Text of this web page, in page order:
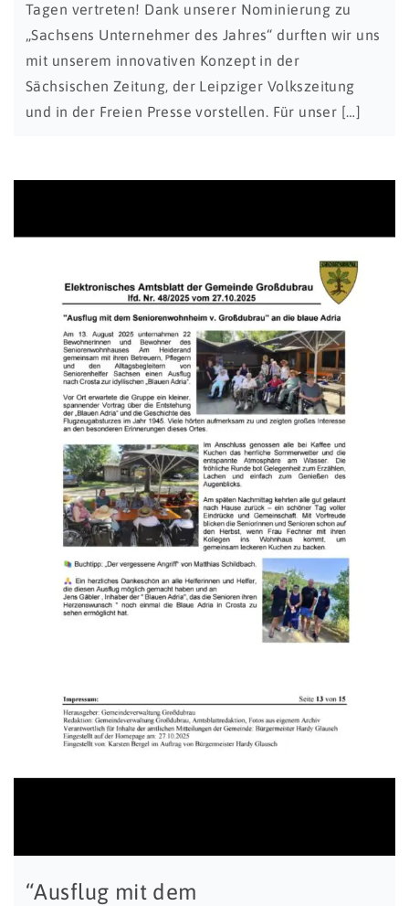
Tagen vertreten! Dank unserer Nominierung zu
„Sachsens Unternehmer des Jahres“ durften wir uns
mit unserem innovativen Konzept in der
Sächsischen Zeitung, der Leipziger Volkszeitung
und in der Freien Presse vorstellen. Für unser […]
“Ausflug mit dem